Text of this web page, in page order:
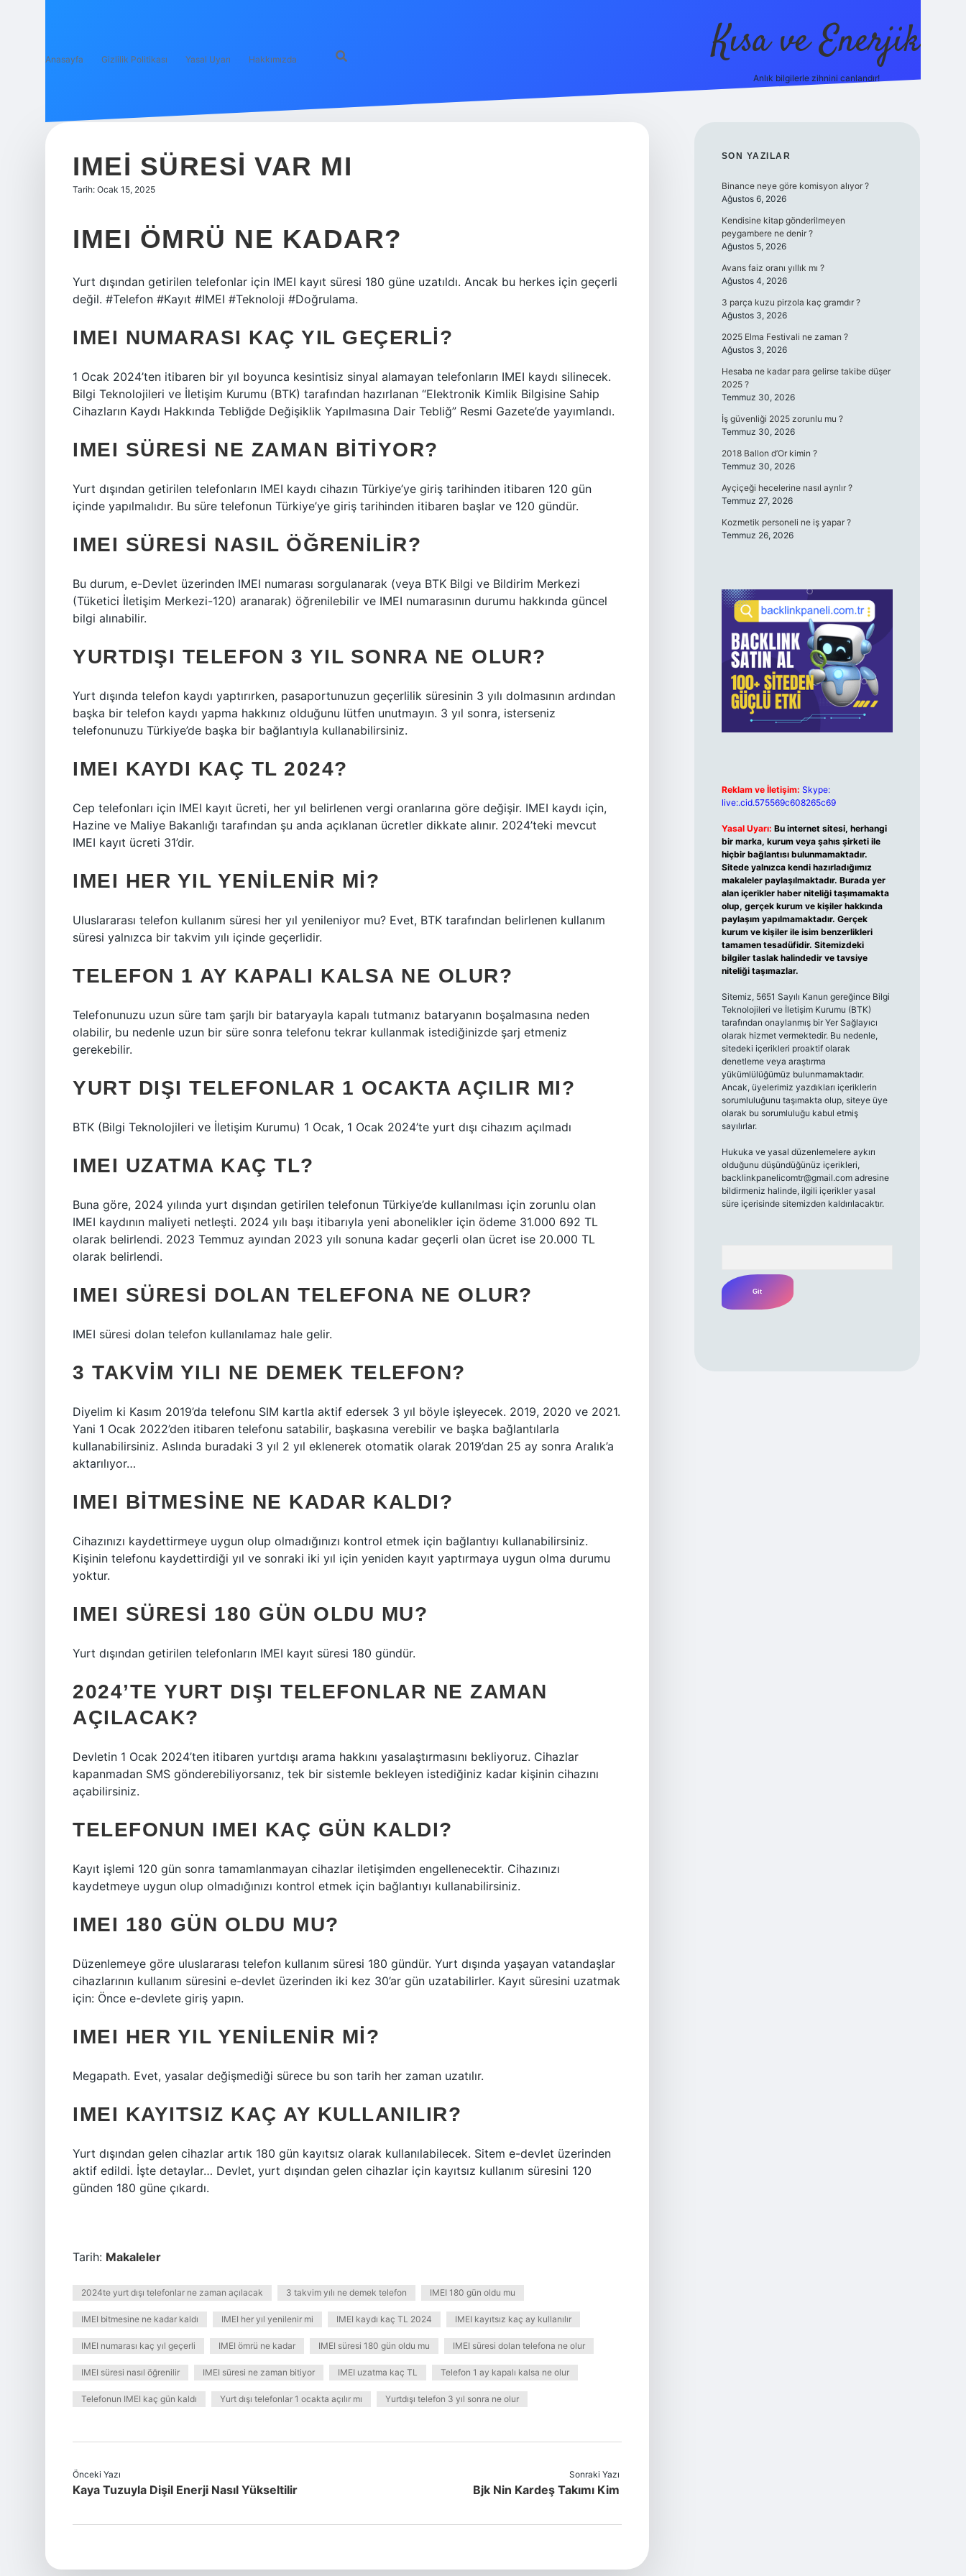
Anasayfa Gizlilik Politikası Yasal Uyarı Hakkımızda Kısa ve Enerjik
Anlık bilgilerle zihnini canlandır!
IMEI SÜRESI VAR MI
Tarih: Ocak 15, 2025
IMEI ÖMRÜ NE KADAR?
Yurt dışından getirilen telefonlar için IMEI kayıt süresi 180 güne uzatıldı. Ancak bu herkes için geçerli
değil. #Telefon #Kayıt #IMEI #Teknoloji #Doğrulama.
IMEI NUMARASI KAÇ YIL GEÇERLI?
1 Ocak 2024’ten itibaren bir yıl boyunca kesintisiz sinyal alamayan telefonların IMEI kaydı silinecek.
Bilgi Teknolojileri ve İletişim Kurumu (BTK) tarafından hazırlanan “Elektronik Kimlik Bilgisine Sahip
Cihazların Kaydı Hakkında Tebliğde Değişiklik Yapılmasına Dair Tebliğ” Resmi Gazete’de yayımlandı.
IMEI SÜRESI NE ZAMAN BITIYOR?
Yurt dışından getirilen telefonların IMEI kaydı cihazın Türkiye’ye giriş tarihinden itibaren 120 gün
içinde yapılmalıdır. Bu süre telefonun Türkiye’ye giriş tarihinden itibaren başlar ve 120 gündür.
IMEI SÜRESI NASIL ÖĞRENILIR?
Bu durum, e-Devlet üzerinden IMEI numarası sorgulanarak (veya BTK Bilgi ve Bildirim Merkezi
(Tüketici İletişim Merkezi-120) aranarak) öğrenilebilir ve IMEI numarasının durumu hakkında güncel
bilgi alınabilir.
YURTDIŞI TELEFON 3 YIL SONRA NE OLUR?
Yurt dışında telefon kaydı yaptırırken, pasaportunuzun geçerlilik süresinin 3 yılı dolmasının ardından
başka bir telefon kaydı yapma hakkınız olduğunu lütfen unutmayın. 3 yıl sonra, isterseniz
telefonunuzu Türkiye’de başka bir bağlantıyla kullanabilirsiniz.
IMEI KAYDI KAÇ TL 2024?
Cep telefonları için IMEI kayıt ücreti, her yıl belirlenen vergi oranlarına göre değişir. IMEI kaydı için,
Hazine ve Maliye Bakanlığı tarafından şu anda açıklanan ücretler dikkate alınır. 2024’teki mevcut
IMEI kayıt ücreti 31’dir.
IMEI HER YIL YENILENIR MI?
Uluslararası telefon kullanım süresi her yıl yenileniyor mu? Evet, BTK tarafından belirlenen kullanım
süresi yalnızca bir takvim yılı içinde geçerlidir.
TELEFON 1 AY KAPALI KALSA NE OLUR?
Telefonunuzu uzun süre tam şarjlı bir bataryayla kapalı tutmanız bataryanın boşalmasına neden
olabilir, bu nedenle uzun bir süre sonra telefonu tekrar kullanmak istediğinizde şarj etmeniz
gerekebilir.
YURT DIŞI TELEFONLAR 1 OCAKTA AÇILIR MI?
BTK (Bilgi Teknolojileri ve İletişim Kurumu) 1 Ocak, 1 Ocak 2024’te yurt dışı cihazım açılmadı
IMEI UZATMA KAÇ TL?
Buna göre, 2024 yılında yurt dışından getirilen telefonun Türkiye’de kullanılması için zorunlu olan
IMEI kaydının maliyeti netleşti. 2024 yılı başı itibarıyla yeni abonelikler için ödeme 31.000 692 TL
olarak belirlendi. 2023 Temmuz ayından 2023 yılı sonuna kadar geçerli olan ücret ise 20.000 TL
olarak belirlendi.
IMEI SÜRESI DOLAN TELEFONA NE OLUR?
IMEI süresi dolan telefon kullanılamaz hale gelir.
3 TAKVIM YILI NE DEMEK TELEFON?
Diyelim ki Kasım 2019’da telefonu SIM kartla aktif edersek 3 yıl böyle işleyecek. 2019, 2020 ve 2021.
Yani 1 Ocak 2022’den itibaren telefonu satabilir, başkasına verebilir ve başka bağlantılarla
kullanabilirsiniz. Aslında buradaki 3 yıl 2 yıl eklenerek otomatik olarak 2019’dan 25 ay sonra Aralık’a
aktarılıyor…
IMEI BITMESINE NE KADAR KALDI?
Cihazınızı kaydettirmeye uygun olup olmadığınızı kontrol etmek için bağlantıyı kullanabilirsiniz.
Kişinin telefonu kaydettirdiği yıl ve sonraki iki yıl için yeniden kayıt yaptırmaya uygun olma durumu
yoktur.
IMEI SÜRESI 180 GÜN OLDU MU?
Yurt dışından getirilen telefonların IMEI kayıt süresi 180 gündür.
2024’TE YURT DIŞI TELEFONLAR NE ZAMAN
AÇILACAK?
Devletin 1 Ocak 2024’ten itibaren yurtdışı arama hakkını yasalaştırmasını bekliyoruz. Cihazlar
kapanmadan SMS gönderebiliyorsanız, tek bir sistemle bekleyen istediğiniz kadar kişinin cihazını
açabilirsiniz.
TELEFONUN IMEI KAÇ GÜN KALDI?
Kayıt işlemi 120 gün sonra tamamlanmayan cihazlar iletişimden engellenecektir. Cihazınızı
kaydetmeye uygun olup olmadığınızı kontrol etmek için bağlantıyı kullanabilirsiniz.
IMEI 180 GÜN OLDU MU?
Düzenlemeye göre uluslararası telefon kullanım süresi 180 gündür. Yurt dışında yaşayan vatandaşlar
cihazlarının kullanım süresini e-devlet üzerinden iki kez 30’ar gün uzatabilirler. Kayıt süresini uzatmak
için: Önce e-devlete giriş yapın.
IMEI HER YIL YENILENIR MI?
Megapath. Evet, yasalar değişmediği sürece bu son tarih her zaman uzatılır.
IMEI KAYITSIZ KAÇ AY KULLANILIR?
Yurt dışından gelen cihazlar artık 180 gün kayıtsız olarak kullanılabilecek. Sitem e-devlet üzerinden
aktif edildi. İşte detaylar… Devlet, yurt dışından gelen cihazlar için kayıtsız kullanım süresini 120
günden 180 güne çıkardı.
Tarih: Makaleler
2024te yurt dışı telefonlar ne zaman açılacak 3 takvim yılı ne demek telefon IMEI 180 gün oldu mu
IMEI bitmesine ne kadar kaldı IMEI her yıl yenilenir mi IMEI kaydı kaç TL 2024 IMEI kayıtsız kaç ay kullanılır
IMEI numarası kaç yıl geçerli IMEI ömrü ne kadar IMEI süresi 180 gün oldu mu IMEI süresi dolan telefona ne olur
IMEI süresi nasıl öğrenilir IMEI süresi ne zaman bitiyor IMEI uzatma kaç TL Telefon 1 ay kapalı kalsa ne olur
Telefonun IMEI kaç gün kaldı Yurt dışı telefonlar 1 ocakta açılır mı Yurtdışı telefon 3 yıl sonra ne olur
Önceki Yazı
Kaya Tuzuyla Dişil Enerji Nasıl Yükseltilir
Sonraki Yazı
Bjk Nin Kardeş Takımı Kim
SIDEBAR
SON YAZILAR
Binance neye göre komisyon alıyor ?
Ağustos 6, 2026
Kendisine kitap gönderilmeyen
peygambere ne denir ?
Ağustos 5, 2026
Avans faiz oranı yıllık mı ?
Ağustos 4, 2026
3 parça kuzu pirzola kaç gramdır ?
Ağustos 3, 2026
2025 Elma Festivali ne zaman ?
Ağustos 3, 2026
Hesaba ne kadar para gelirse takibe düşer
2025 ?
Temmuz 30, 2026
İş güvenliği 2025 zorunlu mu ?
Temmuz 30, 2026
2018 Ballon d’Or kimin ?
Temmuz 30, 2026
Ayçiçeği hecelerine nasıl ayrılır ?
Temmuz 27, 2026
Kozmetik personeli ne iş yapar ?
Temmuz 26, 2026
Reklam ve İletişim: Skype:
live:.cid.575569c608265c69
Yasal Uyarı: Bu internet sitesi, herhangi
bir marka, kurum veya şahıs şirketi ile
hiçbir bağlantısı bulunmamaktadır.
Sitede yalnızca kendi hazırladığımız
makaleler paylaşılmaktadır. Burada yer
alan içerikler haber niteliği taşımamakta
olup, gerçek kurum ve kişiler hakkında
paylaşım yapılmamaktadır. Gerçek
kurum ve kişiler ile isim benzerlikleri
tamamen tesadüfidir. Sitemizdeki
bilgiler taslak halindedir ve tavsiye
niteliği taşımazlar.
Sitemiz, 5651 Sayılı Kanun gereğince Bilgi
Teknolojileri ve İletişim Kurumu (BTK)
tarafından onaylanmış bir Yer Sağlayıcı
olarak hizmet vermektedir. Bu nedenle,
sitedeki içerikleri proaktif olarak
denetleme veya araştırma
yükümlülüğümüz bulunmamaktadır.
Ancak, üyelerimiz yazdıkları içeriklerin
sorumluluğunu taşımakta olup, siteye üye
olarak bu sorumluluğu kabul etmiş
sayılırlar.
Hukuka ve yasal düzenlemelere aykırı
olduğunu düşündüğünüz içerikleri,
backlinkpanelicomtr@gmail.comadresine
bildirmeniz halinde, ilgili içerikler yasal
süre içerisinde sitemizden kaldırılacaktır.